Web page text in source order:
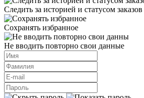
Следить за историей и статусом заказов
Сохранять избранное
Не вводить повторно свои данные